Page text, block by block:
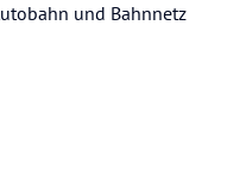
und Bahnnetz